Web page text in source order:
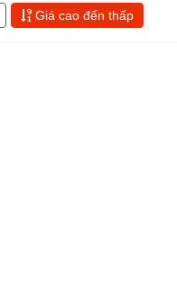
Giá cao đến thấp